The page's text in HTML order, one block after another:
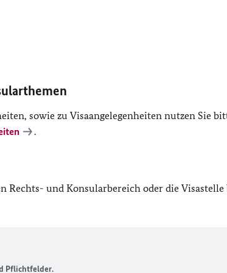
sowie zu Visaangelegenheiten nutzen Sie
.
Rechts- und Konsularbereich oder die
Pflichtfelder.